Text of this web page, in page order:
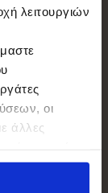
λειτουργιών
οι
άλλες
σας χρήση